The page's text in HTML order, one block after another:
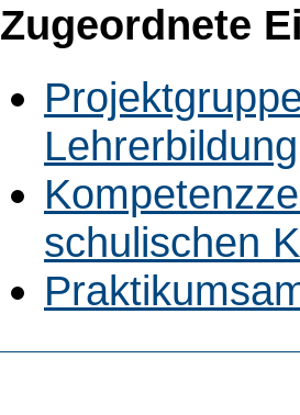
Zugeordnete
Lehrerbildung
schulischen